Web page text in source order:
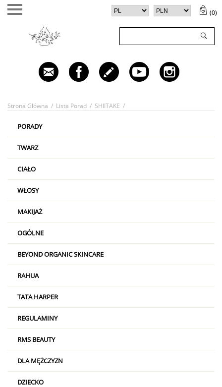
(0)
✕
TWÓJ KOSZYK (
Twój koszyk jest pusty
Strona Główna / Lista Porad / SHIITAKE /
PORADY
TWARZ
CIAŁO
WŁOSY
MAKIJAŻ
OGÓLNE
BEYOND ORGANIC SKINCARE
RAHUA
TATA HARPER
REGULAMINY
RMS BEAUTY
DLA MĘŻCZYZN
DZIECKO